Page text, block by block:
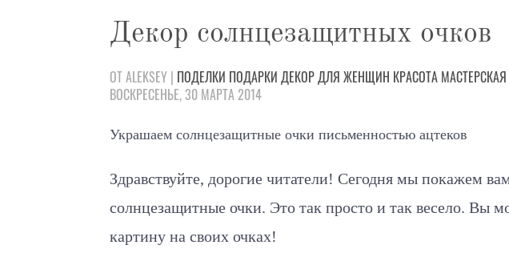
Декор солнцезащитных очков
ОТ ALEKSEY | ПОДЕЛКИ ПОДАРКИ ДЕКОРДЛЯ ЖЕНЩИН КРАСОТА МАСТЕРСКАЯ
ВОСКРЕСЕНЬЕ, 30 МАРТА 2014
Украшаем солнцезащитные очки письменностью ацтеков
Здравствуйте, дорогие читатели! Сегодня мы покажем
солнцезащитные очки. Это так просто и так весело. Вы
картину на своих очках!